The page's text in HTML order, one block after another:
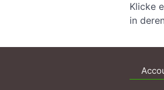
Klicke
in